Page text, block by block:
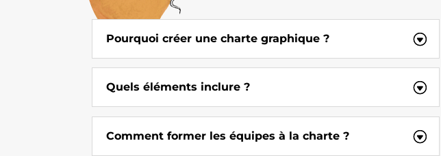
Pourquoi créer une charte graphique ?
Quels éléments inclure ?
Comment former les équipes à la charte ?